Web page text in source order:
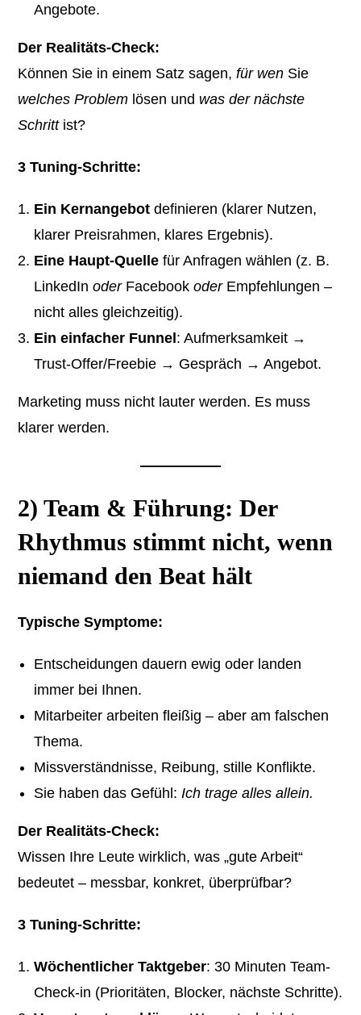
Angebote.
Der Realitäts-Check:
Können Sie in einem Satz sagen,für wen Sie
welches Problem lösen und was der nächste
Schrittist?
3 Tuning-Schritte:
Ein Kernangebot definieren (klarer Nutzen,
klarer Preisrahmen, klares Ergebnis).
Eine Haupt-Quelle für Anfragen wählen (z. B.
LinkedInoderFacebookoderEmpfehlungen –
nicht alles gleichzeitig).
Ein einfacher Funnel: Aufmerksamkeit →
Trust-Offer/Freebie → Gespräch → Angebot.
Marketing muss nicht lauter werden. Es muss
klarer werden.
2) Team & Führung: Der
Rhythmus stimmt nicht, wenn
niemand den Beat hält
Typische Symptome:
Entscheidungen dauern ewig oder landen
immer bei Ihnen.
Mitarbeiter arbeiten fleißig – aber am falschen
Thema.
Missverständnisse, Reibung, stille Konflikte.
Sie haben das Gefühl: Ich trage alles allein.
Der Realitäts-Check:
Wissen Ihre Leute wirklich, was „gute Arbeit“
bedeutet – messbar, konkret, überprüfbar?
3 Tuning-Schritte:
Wöchentlicher Taktgeber: 30 Minuten Team-
Check-in (Prioritäten, Blocker, nächste Schritte).